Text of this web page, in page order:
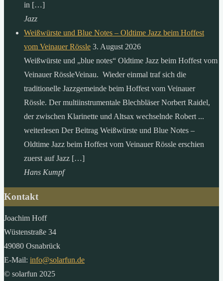
in […]
Jazz
Weißwürste und Blue Notes – Oldtime Jazz beim Hoffest
vom Veinauer Rössle 3. August 2026
Weißwürste und „blue notes“ Oldtime Jazz beim Hoffest vom
Veinauer RössleVeinau. Wieder einmal traf sich die
traditionelle Jazzgemeinde beim Hoffest vom Veinauer
Rössle. Der multiinstrumentale Blechbläser Norbert Raidel,
der zwischen Klarinette und Altsax wechselnde Robert ...
weiterlesen Der Beitrag Weißwürste und Blue Notes –
Oldtime Jazz beim Hoffest vom Veinauer Rössle erschien
zuerst auf Jazz […]
Hans Kumpf
Kontakt
Joachim Hoff
Wüstenstraße 34
49080 Osnabrück
E-Mail: info@solarfun.de
© solarfun 2025